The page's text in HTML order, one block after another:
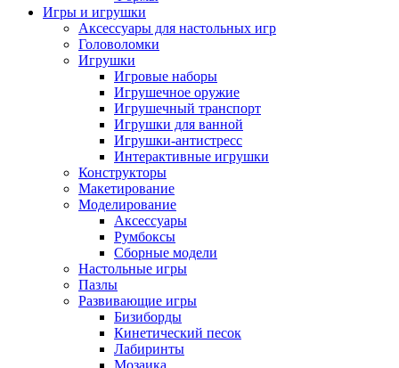
Игры и игрушки
Аксессуары для настольных игр
Головоломки
Игрушки
Игровые наборы
Игрушечное оружие
Игрушечный транспорт
Игрушки для ванной
Игрушки-антистресс
Интерактивные игрушки
Конструкторы
Макетирование
Моделирование
Аксессуары
Румбоксы
Сборные модели
Настольные игры
Пазлы
Развивающие игры
Бизиборды
Кинетический песок
Лабиринты
Мозаика